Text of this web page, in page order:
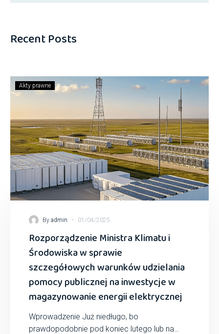
Recent Posts
Akty prawne
By admin - 01/04/2025
Rozporządzenie Ministra Klimatu i
Środowiska w sprawie
szczegółowych warunków udzielania
pomocy publicznej na inwestycje w
magazynowanie energii elektrycznej
Wprowadzenie Już niedługo, bo
prawdopodobnie pod koniec lutego lub na